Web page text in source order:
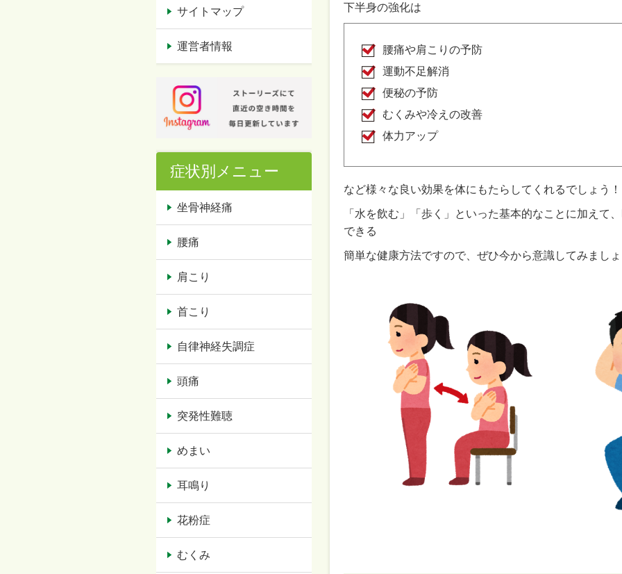
下半身の強化は
腰痛や肩こりの予防
運動不足解消
便秘の予防
むくみや冷えの改善
体力アップ
など様々な良い効果を体にもたらしてくれるでしょう！
「水を飲む」「歩く」といった基本的なことに加えて
できる
簡単な健康方法ですので、ぜひ今から意識してみまし
サイトマップ
運営者情報
症状別メニュー
坐骨神経痛
腰痛
肩こり
首こり
自律神経失調症
頭痛
突発性難聴
めまい
耳鳴り
花粉症
むくみ